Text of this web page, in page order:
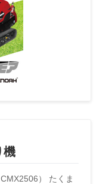
機
） たくま